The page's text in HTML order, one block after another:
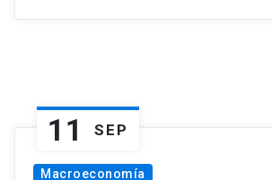
11 SEP
Macroeconomía